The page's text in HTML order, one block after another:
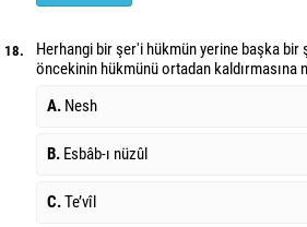
18.
Herhangi bir şer'i hükmün yerine başka bir
öncekinin hükmünü ortadan kaldırmasına
A. Nesh
B. Esbâb-ı nüzûl
C.Te’vîl